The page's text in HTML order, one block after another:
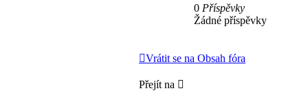
0 Příspěvky
Žádné příspěvky
Vrátit se na Obsah fóra
Přejít na